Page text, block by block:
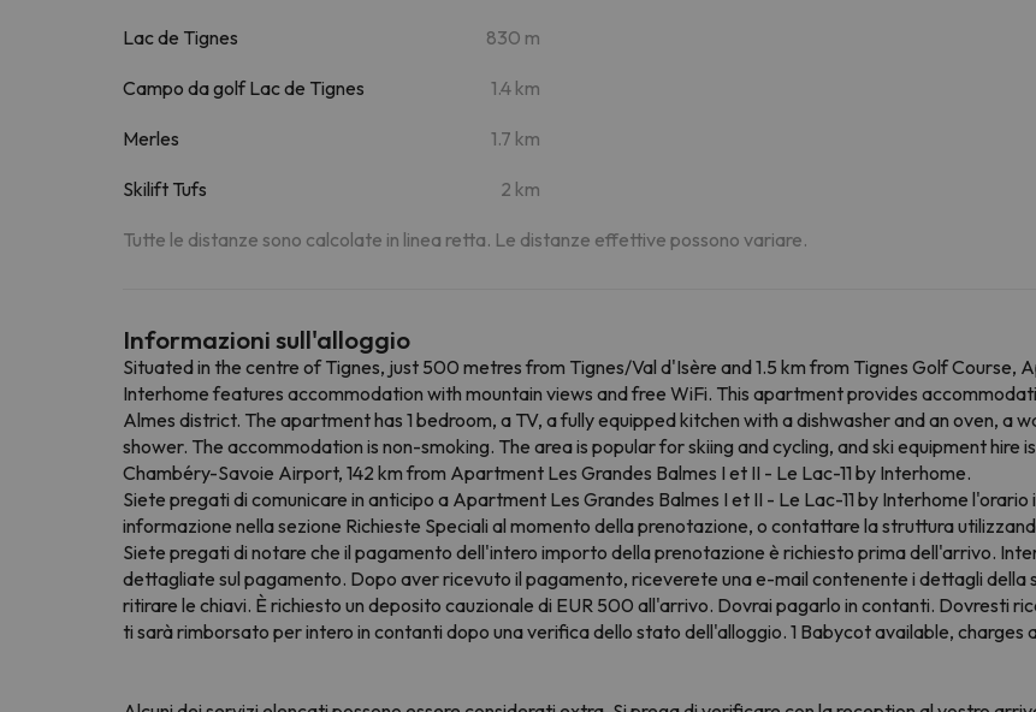
Lac de Tignes 830 m
Campo da golf Lac de Tignes 1.4 km
Merles 1.7 km
Skilift Tufs 2 km
Tutte le distanze sono calcolate in linea retta. Le distanze effettive possono variare.
Informazioni sull'alloggio
Situated in the centre of Tignes, just 500 metres from Tignes/Val d'Isère and 1.5 km from Tignes Golf Course,
Interhome features accommodation with mountain views and free WiFi. This apartment provides
Almes district. The apartment has 1 bedroom, a TV, a fully equipped kitchen with a dishwasher and an oven, a
shower. The accommodation is non-smoking. The area is popular for skiing and cycling, and ski equipment
Chambéry-Savoie Airport, 142 km from Apartment Les Grandes Balmes I et II - Le Lac-11 by Interhome.
Siete pregati di comunicare in anticipo a Apartment Les Grandes Balmes I et II - Le Lac-11 by Interhome
informazione nella sezione Richieste Speciali al momento della prenotazione, o contattare la struttura
Siete pregati di notare che il pagamento dell'intero importo della prenotazione è richiesto prima dell'arrivo.
dettagliate sul pagamento. Dopo aver ricevuto il pagamento, riceverete una e-mail contenente i dettagli della
ritirare le chiavi. È richiesto un deposito cauzionale di EUR 500 all'arrivo. Dovrai pagarlo in contanti. Dovresti
ti sarà rimborsato per intero in contanti dopo una verifica dello stato dell'alloggio. 1 Babycot available, charges